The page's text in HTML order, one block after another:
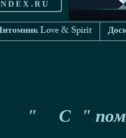
Love & Spirit
" С "